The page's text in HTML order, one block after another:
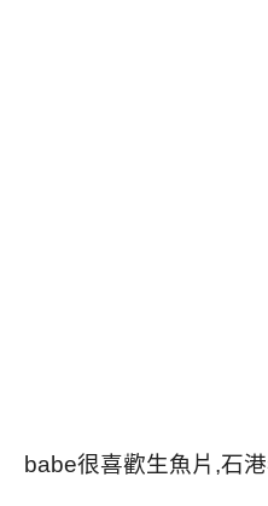
babe很喜歡生魚片,石